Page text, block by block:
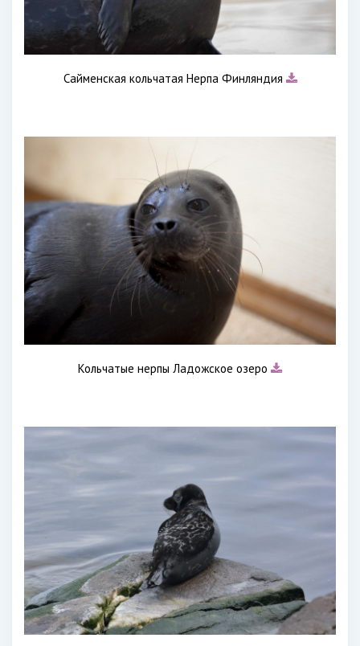
Сайменская кольчатая Нерпа Финляндия
Кольчатые нерпы Ладожское озеро